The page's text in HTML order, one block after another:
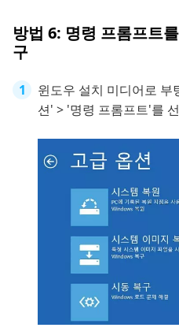
방법 6: 명령 프롬프트
구
윈도우 설치 미디어로
션' > '명령 프롬프트'를